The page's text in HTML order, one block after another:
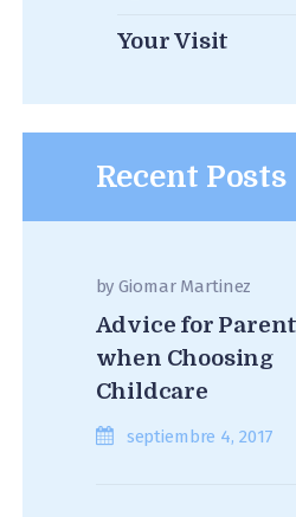
Your Visit
Recent Posts
byGiomar Martinez
Advice for
when Choosing
Childcare
septiembre 4, 2017